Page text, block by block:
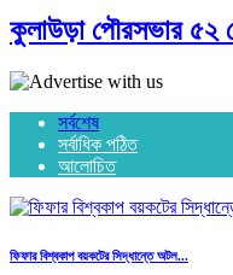
কুলাউড়া পৌরসভার ৫২
সর্বশেষ
সর্বাধিক পঠিত
আলোচিত
ফিফার বিশ্বকাপ বয়কটের সিদ্ধান্তে অটল...